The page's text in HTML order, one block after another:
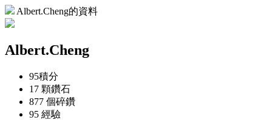
Albert.Cheng的資料
Albert.Cheng
95積分
17 顆鑽石
877 個碎鑽
95 經驗